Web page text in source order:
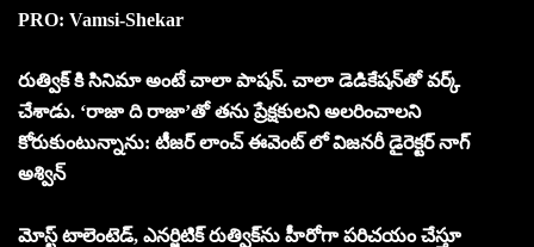
PRO: Vamsi-Shekar
రుత్విక్ కి సినిమా అంటే చాలా పాషన్. చాలా డెడికేషన్‌తో వర్క్
చేశాడు. ‘రాజా ది రాజా’తో తను ప్రేక్షకులని అలరించాలని
కోరుకుంటున్నాను: టీజర్ లాంచ్ ఈవెంట్ లో విజనరీ డైరెక్టర్ నాగ్
అశ్విన్
మోస్ట్ టాలెంటెడ్, ఎనర్జిటిక్ రుత్విక్‌ను హీరోగా పరిచయం చేస్తూ